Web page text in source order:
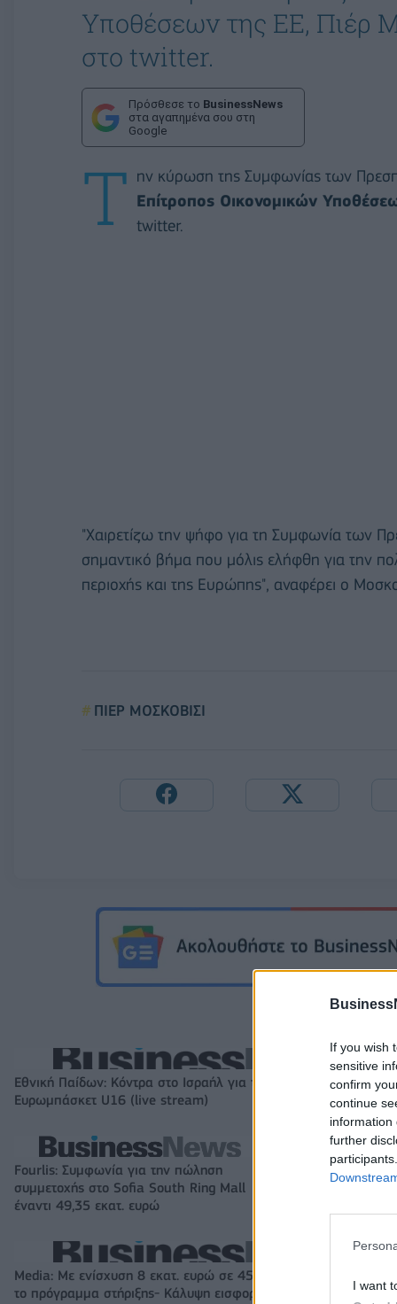
If you wish
sensitive
confirm
continue
information
further
I want
Υποθέσεων της ΕΕ, Πιέρ
στο twitter.
Πρόσθεσε το BusinessNews
στα αγαπημένα σου στη
Google
Τ ην κύρωση της Συμφωνίας των
Επίτροπος Οικονομικών
twitter.
"Χαιρετίζω την ψήφο για τη Συμφωνία των
σημαντικό βήμα που μόλις ελήφθη για την
περιοχής και της Ευρώπης", αναφέρει ο
ΠΙΕΡ ΜΟΣΚΟΒΙΣΙ
Εθνική Παίδων: Κόντρα στο Ισραήλ για την πρώτη νίκη στο
Ευρωμπάσκετ U16 (live stream)
Fourlis: Συμφωνία για την πώληση
συμμετοχής στο Sofia South Ring Mall
έναντι 49,35 εκατ. ευρώ
Β.Σ. Καρούλιας:
και αύξηση
Media: Με ενίσχυση 8 εκατ. ευρώ σε 451 επιχειρήσεις ξεκίνησε
το πρόγραμμα στήριξης- Κάλυψη εισφορών ΕΔΟΕΑΠ